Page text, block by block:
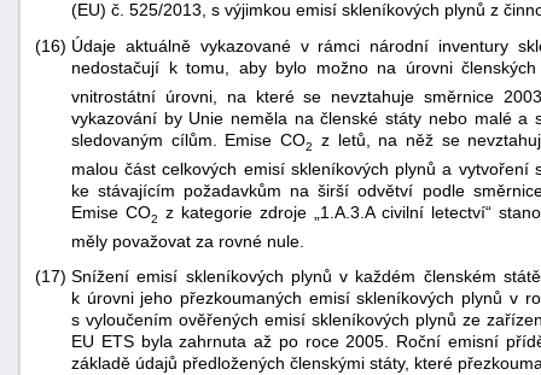
(EU) č. 525/2013, s výjimkou emisí skleníkových plynů z
(16) Údaje aktuálně vykazované v rámci národní inventury
nedostačují k tomu, aby bylo možno na úrovni
vnitrostátní úrovni, na které se nevztahuje směrnice
vykazování by Unie neměla na členské státy nebo malé a
sledovaným cílům. Emise CO2
z letů, na něž se
malou část celkových emisí skleníkových plynů a
ke stávajícím požadavkům na širší odvětví podle
Emise CO2
z kategorie zdroje „1.A.3.A civilní letectví“
měly považovat za rovné nule.
(17) Snížení emisí skleníkových plynů v každém členském
k úrovni jeho přezkoumaných emisí skleníkových plynů v
s vyloučením ověřených emisí skleníkových plynů ze
EU ETS byla zahrnuta až po roce 2005. Roční emisní
základě údajů předložených členskými státy, které